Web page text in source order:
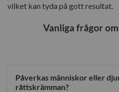
vilket kan tyda på gott resultat.
Vanliga frågor
Påverkas människor eller
råttskrämman?